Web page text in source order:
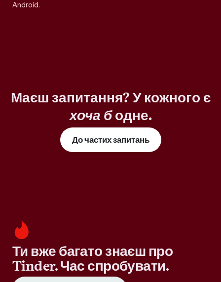
Android.
Маєш запитання? У кожного є
хоча бодне.
До частих запитань
Ти вже багато знаєш про
Tinder. Час спробувати.